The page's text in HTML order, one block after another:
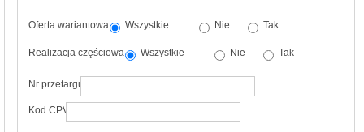
Oferta wariantowa Wszystkie Nie Tak
Realizacja częściowa Wszystkie Nie Tak
Nr przetargu
Kod CPV